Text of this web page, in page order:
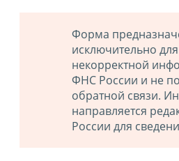
Форма
исключительно
некорректной
ФНС России и не
обратной связи.
направляется
России для